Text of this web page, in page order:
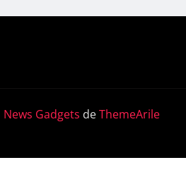
News Gadgets deThemeArile